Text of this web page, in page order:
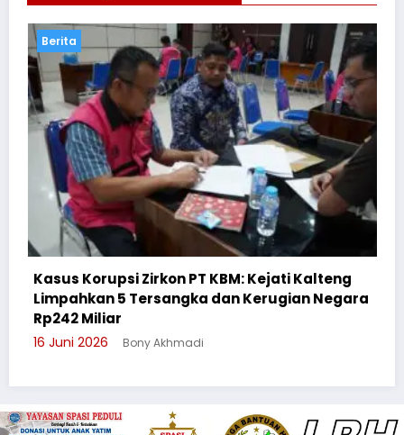
Kalteng
Negara
Berita
Cegah Bullying, Sikum Polresta
3 Juni 2026